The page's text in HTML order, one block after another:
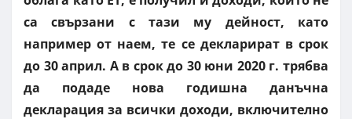
са свързани с тази му дейност, като
например от наем, те се декларират в срок
до 30 април. А в срок до 30 юни 2020 г. трябва
да подаде нова годишна данъчна
декларация за всички доходи, включително